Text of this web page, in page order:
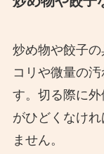
炒め物や餃子
コリや微量の
す。切る際に
がひどくなけ
ません。